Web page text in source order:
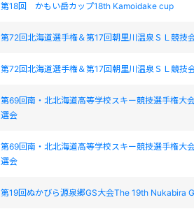
第18回 かもい岳カップ18th Kamoidake cup
第72回北海道選手権＆第17回朝里川温泉ＳＬ競技
第72回北海道選手権＆第17回朝里川温泉ＳＬ競技
第69回南・北北海道高等学校スキー競技選手権
選会
第69回南・北北海道高等学校スキー競技選手権
選会
第19回ぬかびら源泉郷GS大会The 19th Nukabira